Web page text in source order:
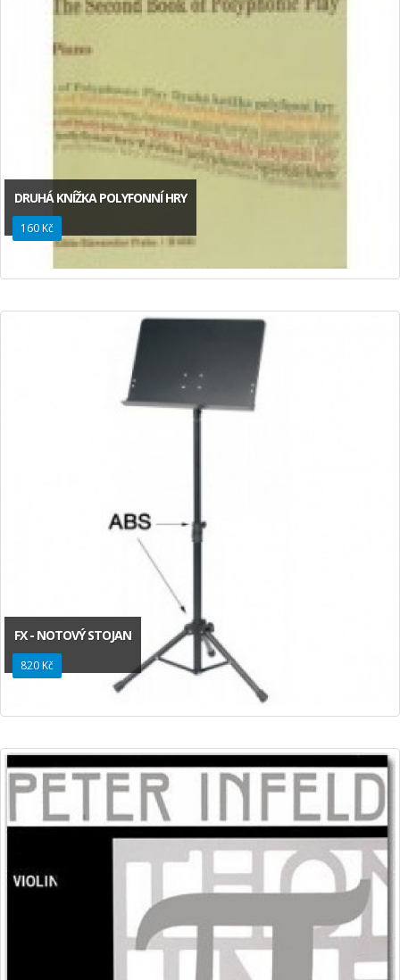
DRUHÁ KNÍŽKA POLYFONNÍ HRY
160 Kč
FX - NOTOVÝ STOJAN
820 Kč